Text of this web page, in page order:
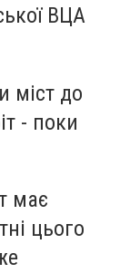
ВЦА
міст до
- поки
має
цього